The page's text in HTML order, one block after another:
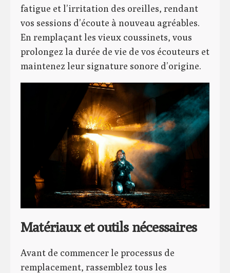
fatigue et l’irritation des oreilles, rendant
vos sessions d’écoute à nouveau agréables.
En remplaçant les vieux coussinets, vous
prolongez la durée de vie de vos écouteurs et
maintenez leur signature sonore d’origine.
Matériaux et outils nécessaires
Avant de commencer le processus de
remplacement, rassemblez tous les